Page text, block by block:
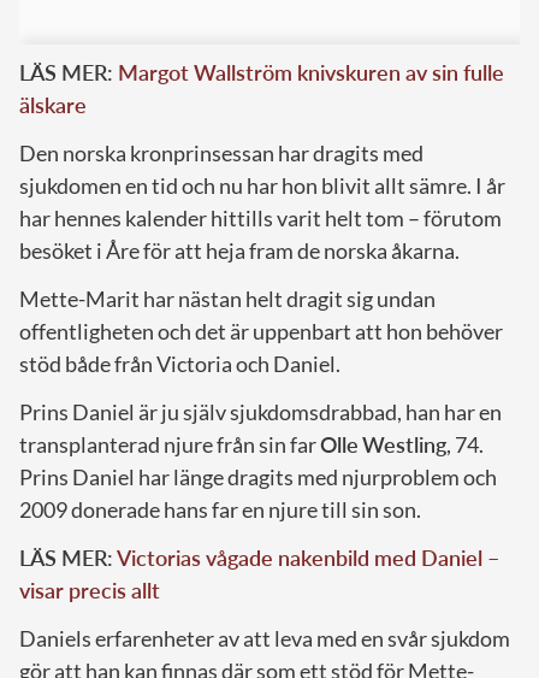
LÄS MER: Margot Wallström knivskuren av sin fulle
älskare
Den norska kronprinsessan har dragits med
sjukdomen en tid och nu har hon blivit allt sämre. I år
har hennes kalender hittills varit helt tom – förutom
besöket i Åre för att heja fram de norska åkarna.
Mette-Marit har nästan helt dragit sig undan
offentligheten och det är uppenbart att hon behöver
stöd både från Victoria och Daniel.
Prins Daniel är ju själv sjukdomsdrabbad, han har en
transplanterad njure från sin farOlleWestling, 74.
Prins Daniel har länge dragits med njurproblem och
2009 donerade hans far en njure till sin son.
LÄS MER:Victorias vågade nakenbild med Daniel –
visar precis allt
Daniels erfarenheter av att leva med en svår sjukdom
gör att han kan finnas där som ett stöd för Mette-